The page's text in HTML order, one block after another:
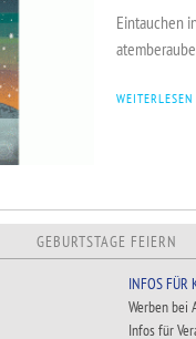
Eintauchen
WEITERLESEN
GEBURTSTAGE FEIERN
INFOS FÜR
Werben bei
Infos für